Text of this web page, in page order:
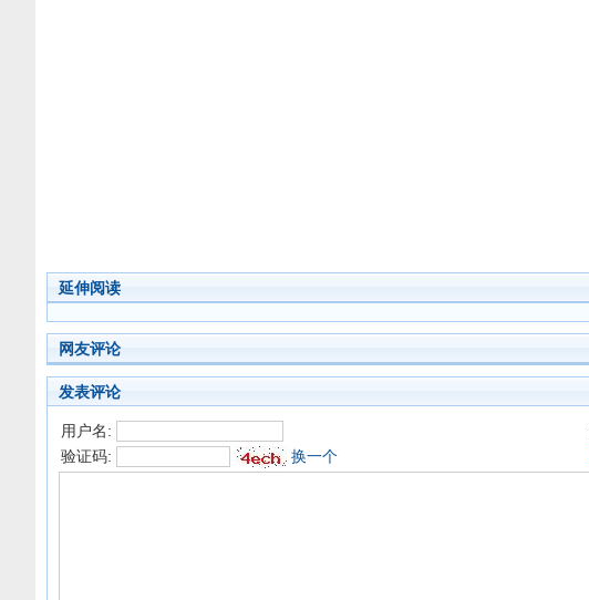
延伸阅读
网友评论
发表评论
用户名:
验证码:
换一个